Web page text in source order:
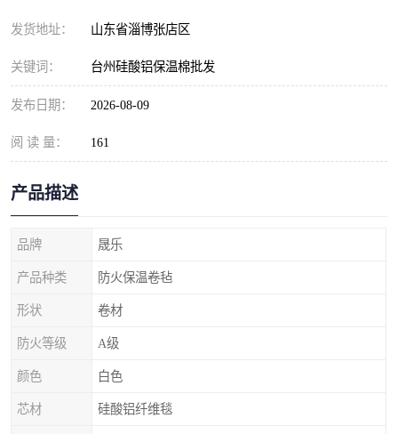
发货地址： 山东省淄博张店区
关键词： 台州硅酸铝保温棉批发
发布日期： 2026-08-09
阅 读 量： 161
产品描述
品牌 晟乐
产品种类 防火保温卷毡
形状 卷材
防火等级 A级
颜色 白色
芯材 硅酸铝纤维毯